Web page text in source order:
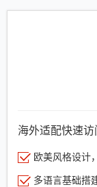
海外适配快速
欧美风格设计
多语言基础搭